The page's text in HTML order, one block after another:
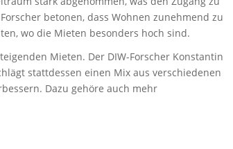
betonen, dass Wohnen zunehmend zu
wo die Mieten besonders hoch sind.
Mieten. Der DIW-Forscher Konstantin
stattdessen einen Mix aus verschiedenen
Dazu gehöre auch mehr